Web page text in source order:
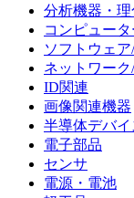
分析機器・
コンピュー
ソフトウェ
ネットワー
ID関連
画像関連機器
半導体デバイ
電子部品
センサ
電源・電池